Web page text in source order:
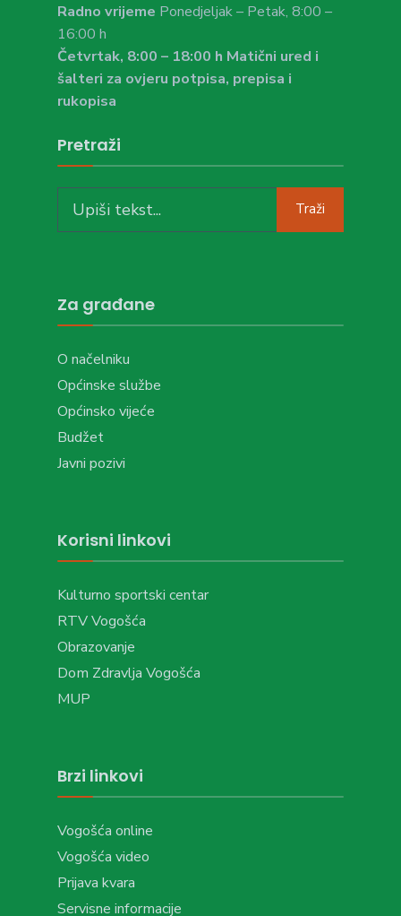
Radno vrijeme Ponedjeljak – Petak, 8:00 –
16:00 h
Četvrtak, 8:00 – 18:00 h Matični ured i
šalteri za ovjeru potpisa, prepisa i
rukopisa
Pretraži
for:
Traži
Za građane
O načelniku
Općinske službe
Općinsko vijeće
Budžet
Javni pozivi
Korisni linkovi
Kulturno sportski centar
RTV Vogošća
Obrazovanje
Dom Zdravlja Vogošća
MUP
Brzi linkovi
Vogošća online
Vogošća video
Prijava kvara
Servisne informacije